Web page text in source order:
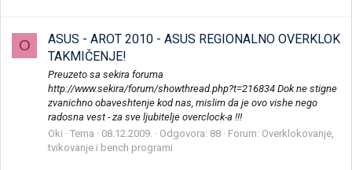
O
ASUS - AROT 2010 - ASUS REGIONALNO OVERKLOK
TAKMIČENJE!
Preuzeto sa sekira foruma
http://www.sekira/forum/showthread.php?t=216834 Dok ne stigne
zvanichno obaveshtenje kod nas, mislim da je ovo vishe nego
radosna vest - za sve ljubitelje overclock-a !!!
Oki
Tema 08.12.2009. Odgovora: 88 Forum: Overklokovanje,
tvikovanje i bench programi